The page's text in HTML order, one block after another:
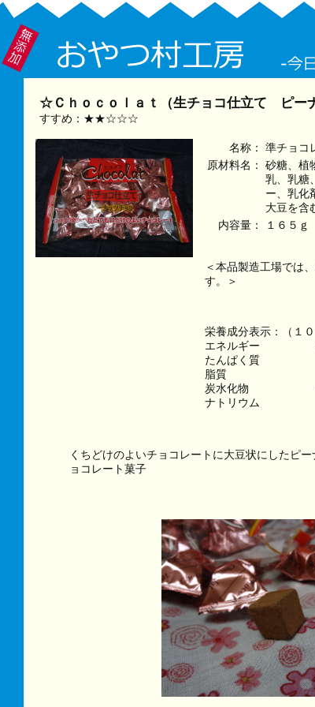
☆Ｃｈｏｃｏｌａｔ（生チョコ仕立て ピー
すすめ：★★☆☆☆
名称：
準チョコ
原材料名：
砂糖、植
乳、乳糖
ー、乳化
大豆を含
内容量：
１６５ｇ
＜本品製造工場では
す。＞
栄養成分表示：（１０
エネルギー　　　　
たんぱく質　　　　
脂質　　　　　　　
炭水化物　　　　　
ナトリウム　　　　
くちどけのよいチョコレートに大豆状にしたピ
ョコレート菓子